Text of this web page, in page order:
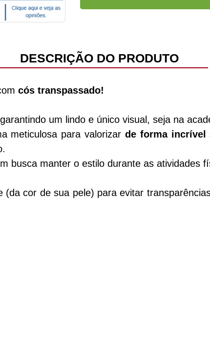
DESCRIÇÃO DO PRODUTO
cós transpassado!
um lindo e único visual, seja na
meticulosa para valorizar de forma incrível
busca manter o estilo durante as atividades
cor de sua pele) para evitar